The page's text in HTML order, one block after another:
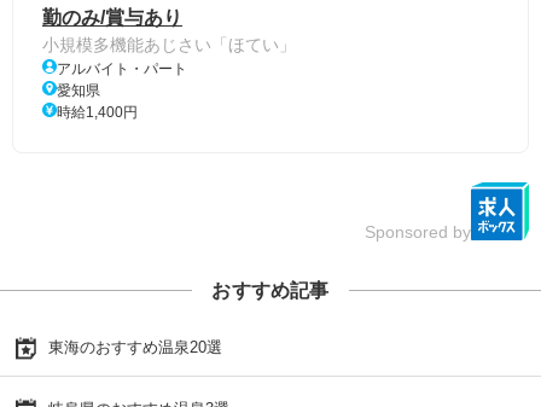
勤のみ/賞与あり
小規模多機能あじさい「ほてい」
アルバイト・パート
愛知県
時給1,400円
Sponsored by
おすすめ記事
東海のおすすめ温泉20選